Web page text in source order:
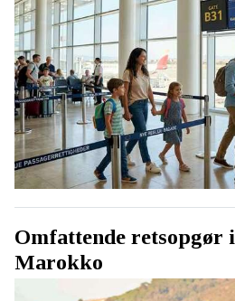
Omfattende retsopgør i
Marokko